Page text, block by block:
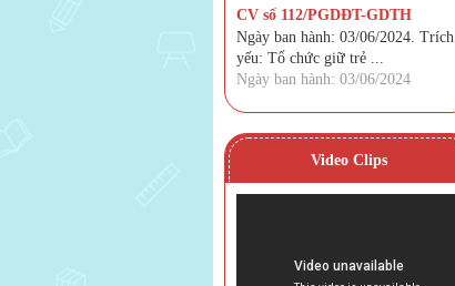
CV số 112/PGDĐT-GDTH
Ngày ban hành: 03/06/2024. Trích
yếu: Tổ chức giữ trẻ ...
Ngày ban hành: 03/06/2024
Video Clips